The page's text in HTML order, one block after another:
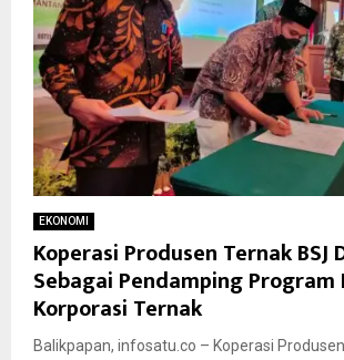
EKONOMI
Koperasi Produsen Ternak BSJ
Sebagai Pendamping Program
Korporasi Ternak
Balikpapan, infosatu.co – Koperasi